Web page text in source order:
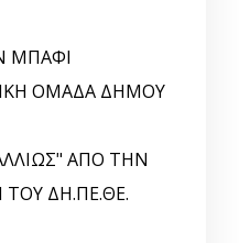
ΜΠΑΦΙ
ΟΜΑΔΑ ΔΗΜΟΥ
ΑΠΟ ΤΗΝ
ΤΟΥ ΔΗ.ΠΕ.ΘΕ.